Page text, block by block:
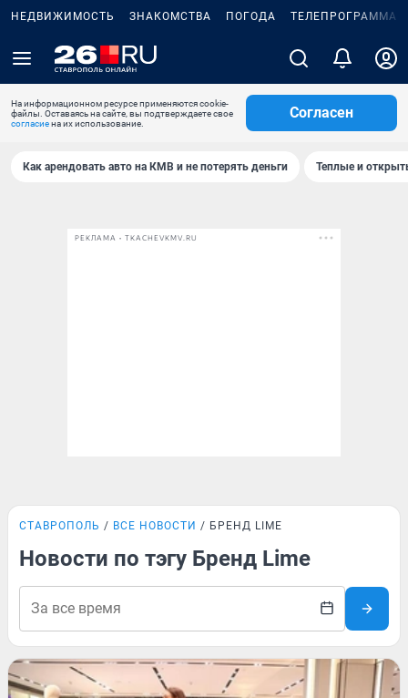
НЕДВИЖИМОСТЬ ЗНАКОМСТВА ПОГОДА ТЕЛЕПРОГРАММА
На информационном ресурсе применяются cookie-
файлы. Оставаясь на сайте, вы подтверждаете свое
согласиена их использование.
Согласен
Как арендовать авто на КМВ и не потерять деньги Теплые и
РЕКЛАМА • TKACHEVKMV.RU
СТАВРОПОЛЬ ВСЕ НОВОСТИ БРЕНД LIME
Новости по тэгу Бренд Lime